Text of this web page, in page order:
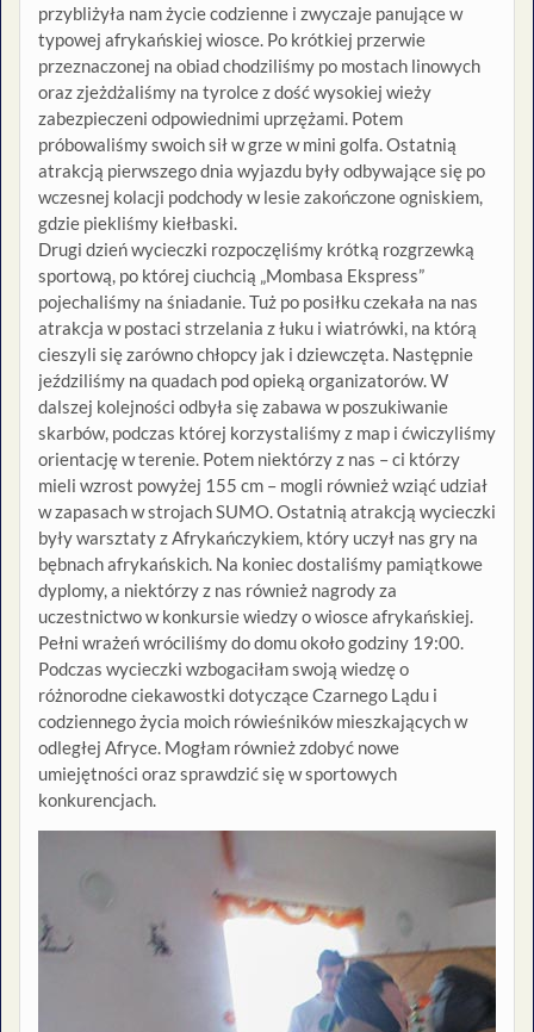
przybliżyła nam życie codzienne i zwyczaje panujące w
typowej afrykańskiej wiosce. Po krótkiej przerwie
przeznaczonej na obiad chodziliśmy po mostach linowych
oraz zjeżdżaliśmy na tyrolce z dość wysokiej wieży
zabezpieczeni odpowiednimi uprzężami. Potem
próbowaliśmy swoich sił w grze w mini golfa. Ostatnią
atrakcją pierwszego dnia wyjazdu były odbywające się po
wczesnej kolacji podchody w lesie zakończone ogniskiem,
gdzie piekliśmy kiełbaski.
Drugi dzień wycieczki rozpoczęliśmy krótką rozgrzewką
sportową, po której ciuchcią „Mombasa Ekspress”
pojechaliśmy na śniadanie. Tuż po posiłku czekała na nas
atrakcja w postaci strzelania z łuku i wiatrówki, na którą
cieszyli się zarówno chłopcy jak i dziewczęta. Następnie
jeździliśmy na quadach pod opieką organizatorów. W
dalszej kolejności odbyła się zabawa w poszukiwanie
skarbów, podczas której korzystaliśmy z map i ćwiczyliśmy
orientację w terenie. Potem niektórzy z nas – ci którzy
mieli wzrost powyżej 155 cm – mogli również wziąć udział
w zapasach w strojach SUMO. Ostatnią atrakcją wycieczki
były warsztaty z Afrykańczykiem, który uczył nas gry na
bębnach afrykańskich. Na koniec dostaliśmy pamiątkowe
dyplomy, a niektórzy z nas również nagrody za
uczestnictwo w konkursie wiedzy o wiosce afrykańskiej.
Pełni wrażeń wróciliśmy do domu około godziny 19:00.
Podczas wycieczki wzbogaciłam swoją wiedzę o
różnorodne ciekawostki dotyczące Czarnego Lądu i
codziennego życia moich rówieśników mieszkających w
odległej Afryce. Mogłam również zdobyć nowe
umiejętności oraz sprawdzić się w sportowych
konkurencjach.